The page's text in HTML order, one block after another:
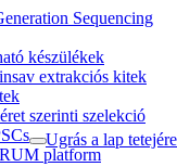
Sequencing
készülékek
extrakciós kitek
szerinti szelekció
platform
Ugrás a lap tetejére